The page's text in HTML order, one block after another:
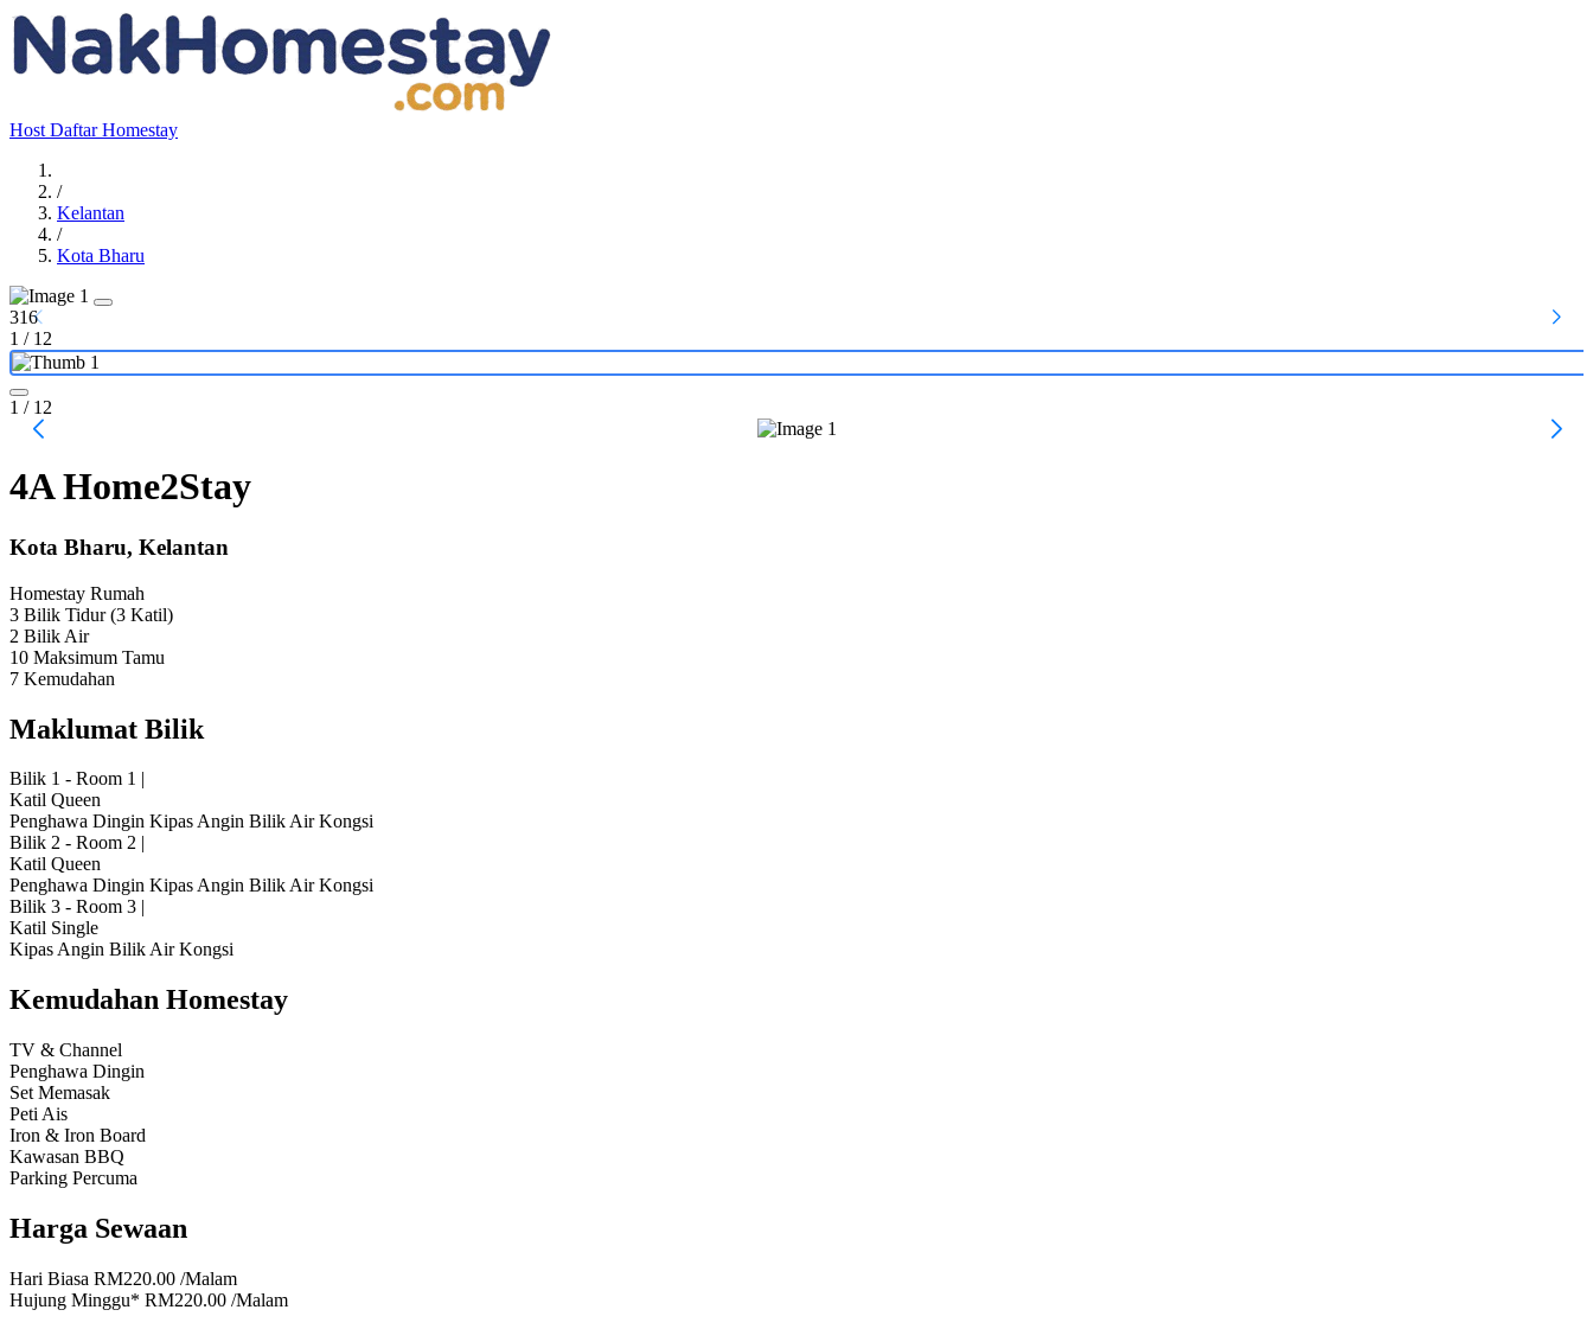
Host Daftar Homestay
/
Kelantan
/
Kota Bharu
316
1 / 12
1 / 12
4A Home2Stay
Kota Bharu, Kelantan
Homestay Rumah
3 Bilik Tidur(3 Katil)
2 Bilik Air
10 Maksimum Tamu
7 Kemudahan
Maklumat Bilik
Bilik 1 - Room 1 |
Katil Queen
Penghawa Dingin Kipas Angin Bilik Air Kongsi
Bilik 2 - Room 2 |
Katil Queen
Penghawa Dingin Kipas Angin Bilik Air Kongsi
Bilik 3 - Room 3 |
Katil Single
Kipas Angin Bilik Air Kongsi
Kemudahan Homestay
TV & Channel
Penghawa Dingin
Set Memasak
Peti Ais
Iron & Iron Board
Kawasan BBQ
Parking Percuma
Harga Sewaan
Hari Biasa RM220.00 /Malam
Hujung Minggu* RM220.00 /Malam